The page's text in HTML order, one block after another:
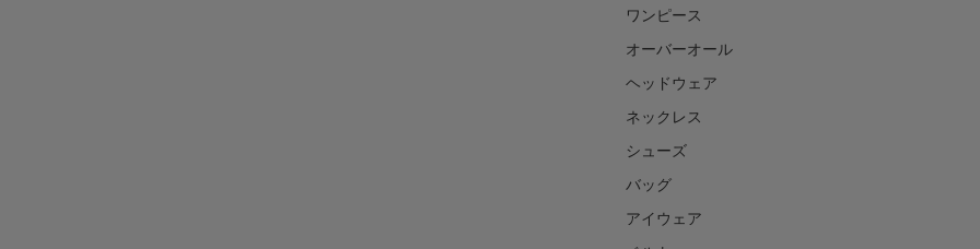
ワンピース
オーバーオール
ヘッドウェア
ネックレス
シューズ
バッグ
アイウェア